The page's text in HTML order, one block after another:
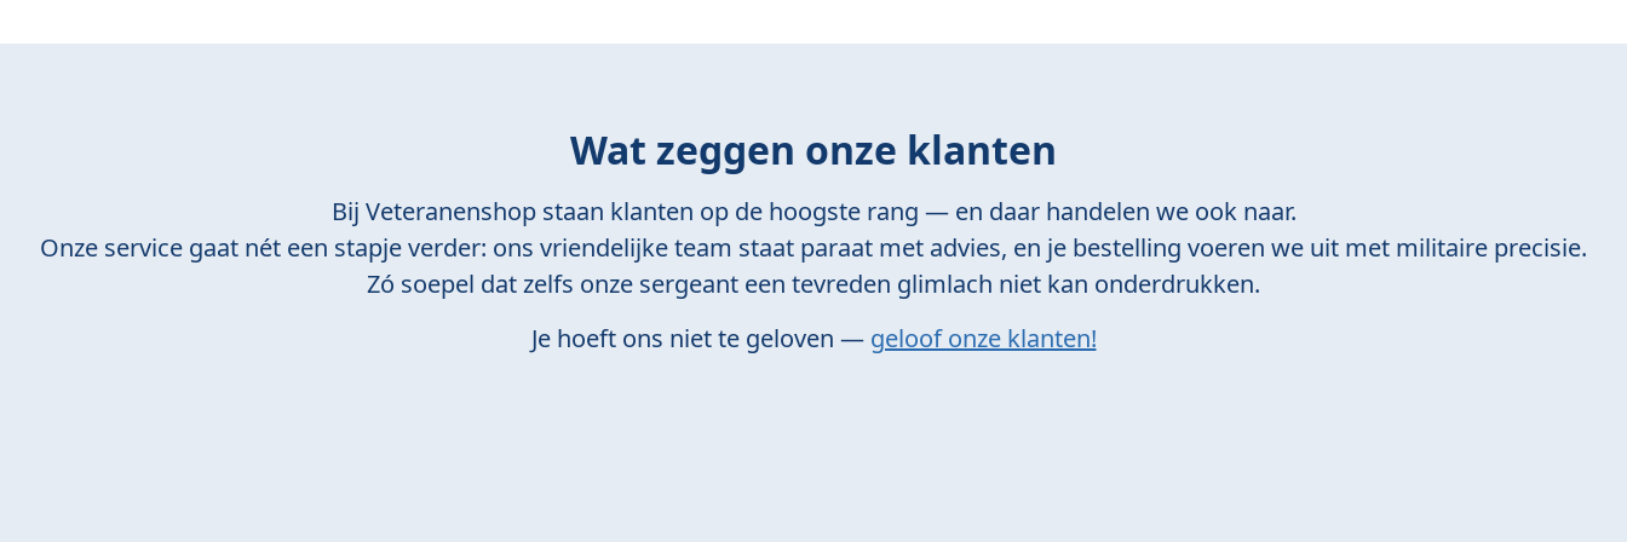
Wat zeggen onze klanten
Bij Veteranenshop staan klanten op de hoogste rang — en daar handelen we ook naar.
Onze service gaat nét een stapje verder: ons vriendelijke team staat paraat met advies, en je bestelling voeren we uit met militaire precisie.
Zó soepel dat zelfs onze sergeant een tevreden glimlach niet kan onderdrukken.
Je hoeft ons niet te geloven — geloof onze klanten!